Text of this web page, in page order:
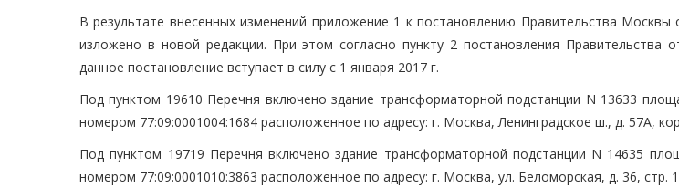
В результате внесенных изменений приложение 1 к постановлению Правительства
изложено в новой редакции. При этом согласно пункту 2 постановления Правительства
данное постановление вступает в силу с 1 января 2017 г.
Под пунктом 19610 Перечня включено здание трансформаторной подстанции N 13633
номером 77:09:0001004:1684 расположенное по адресу: г. Москва, Ленинградское ш., д. 57А,
Под пунктом 19719 Перечня включено здание трансформаторной подстанции N 14635
номером 77:09:0001010:3863 расположенное по адресу: г. Москва, ул. Беломорская, д. 36, стр.